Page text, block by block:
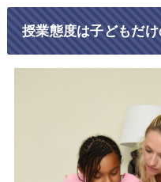
授業態度は子どもだ